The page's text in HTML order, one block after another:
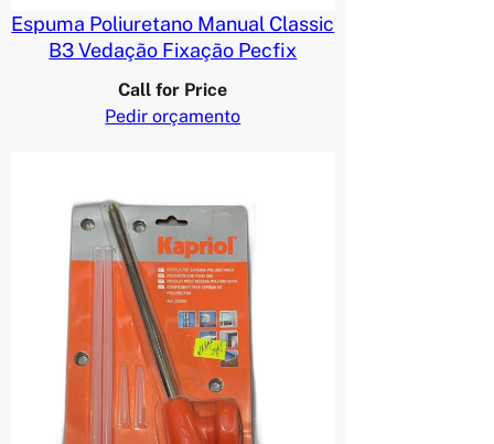
Espuma Poliuretano Manual Classic
B3 Vedação Fixação Pecfix
Call for Price
Pedir orçamento